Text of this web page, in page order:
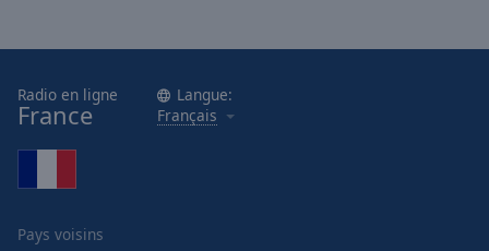
Radio en ligne
France
Langue:
Français
Pays voisins